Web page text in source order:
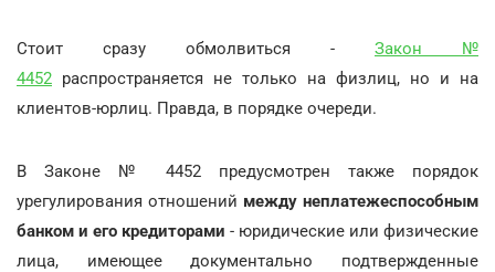
Стоит сразу обмолвиться - Закон №
4452 распространяется не только на физлиц, но и на
клиентов-юрлиц. Правда, в порядке очереди.
В Законе № 4452 предусмотрен также порядок
урегулирования отношений между неплатежеспособным
банком и его кредиторами - юридические или физические
лица, имеющее документально подтвержденные